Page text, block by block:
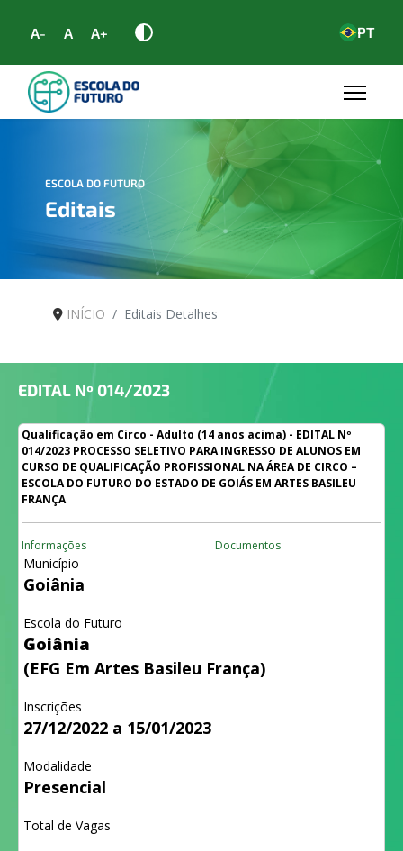
A- A A+ PT
ESCOLA DO FUTURO
Editais
INÍCIO Editais Detalhes
EDITAL Nº 014/2023
Qualificação em Circo - Adulto (14 anos acima) - EDITAL Nº
014/2023 PROCESSO SELETIVO PARA INGRESSO DE ALUNOS EM
CURSO DE QUALIFICAÇÃO PROFISSIONAL NA ÁREA DE CIRCO –
ESCOLA DO FUTURO DO ESTADO DE GOIÁS EM ARTES BASILEU
FRANÇA
Informações Documentos
Município
Goiânia
Escola do Futuro
Goiânia
(EFG Em Artes Basileu França)
Inscrições
27/12/2022 a 15/01/2023
Modalidade
Presencial
Total de Vagas